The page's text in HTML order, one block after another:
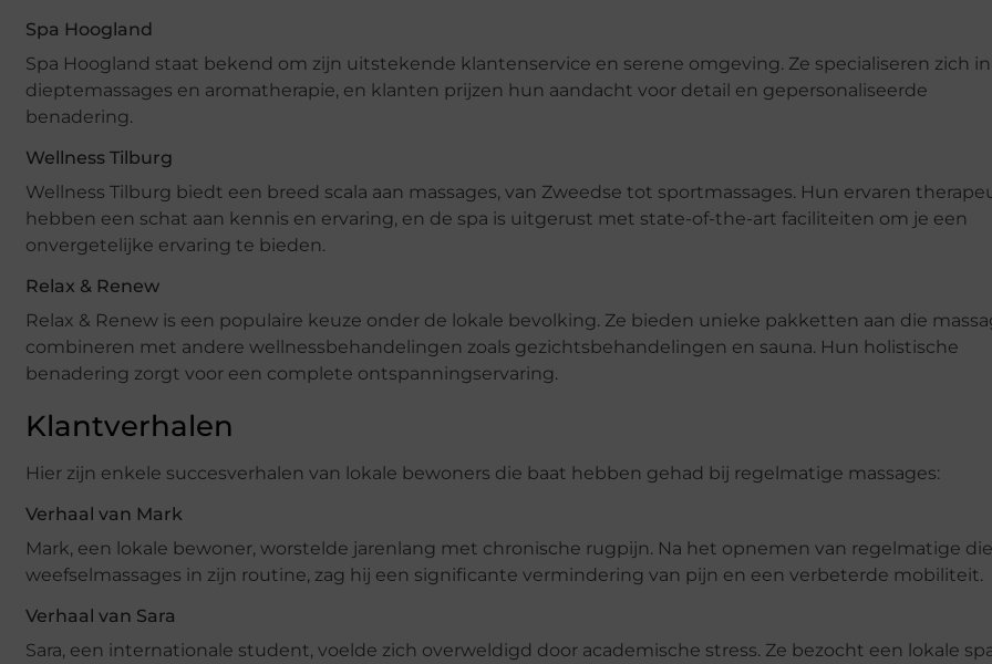
Spa Hoogland
Spa Hoogland staat bekend om zijn uitstekende klantenservice en serene omgeving. Ze specialiseren zich in
dieptemassages en aromatherapie, en klanten prijzen hun aandacht voor detail en gepersonaliseerde
benadering.
Wellness Tilburg
Wellness Tilburg biedt een breed scala aan massages, van Zweedse tot sportmassages. Hun ervaren
hebben een schat aan kennis en ervaring, en de spa is uitgerust met state-of-the-art faciliteiten om je een
onvergetelijke ervaring te bieden.
Relax & Renew
Relax & Renew is een populaire keuze onder de lokale bevolking. Ze bieden unieke pakketten aan die
combineren met andere wellnessbehandelingen zoals gezichtsbehandelingen en sauna. Hun holistische
benadering zorgt voor een complete ontspanningservaring.
Klantverhalen
Hier zijn enkele succesverhalen van lokale bewoners die baat hebben gehad bij regelmatige massages:
Verhaal van Mark
Mark, een lokale bewoner, worstelde jarenlang met chronische rugpijn. Na het opnemen van regelmatige
weefselmassages in zijn routine, zag hij een significante vermindering van pijn en een verbeterde mobiliteit.
Verhaal van Sara
Sara, een internationale student, voelde zich overweldigd door academische stress. Ze bezocht een lokale